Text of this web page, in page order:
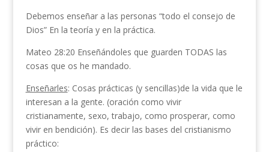
Debemos enseñar a las personas “todo el consejo de
Dios” En la teoría y en la práctica.
Mateo 28:20 Enseñándoles que guarden TODAS las
cosas que os he mandado.
Enseñarles: Cosas prácticas (y sencillas)de la vida que le
interesan a la gente. (oración como vivir
cristianamente, sexo, trabajo, como prosperar, como
vivir en bendición). Es decir las bases del cristianismo
práctico: